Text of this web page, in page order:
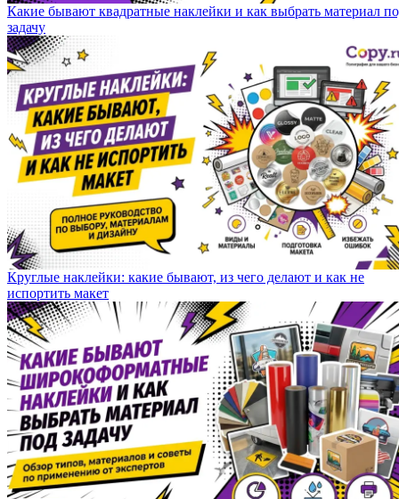
Какие бывают квадратные наклейки и как выбрать материал
задачу
Круглые наклейки: какие бывают, из чего делают и как не
испортить макет